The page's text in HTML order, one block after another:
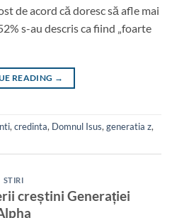
de acord că doresc să afle mai
s-au descris ca fiind „foarte
READING →
, credinta, Domnul Isus, generatia z,
STIRI
creștini Generației